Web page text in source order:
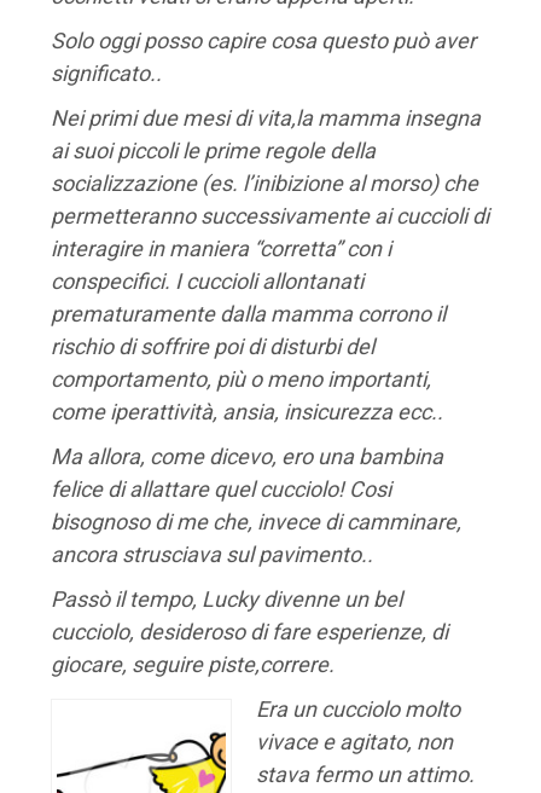
Solo oggi posso capire cosa questo può aver
significato..
Nei primi due mesi di vita,la mamma insegna
ai suoi piccoli le prime regole della
socializzazione (es. l’inibizione al morso) che
permetteranno successivamente ai cuccioli di
interagire in maniera “corretta” con i
conspecifici. Icuccioli allontanati
prematuramente dalla mamma corrono il
rischio di soffrire poi di disturbi del
comportamento, più o meno importanti,
come iperattività, ansia, insicurezza ecc..
Ma allora, come dicevo, ero una bambina
felice di allattare quel cucciolo! Cosi
bisognoso di me che, invece di camminare,
ancora strusciava sul pavimento..
Passò il tempo, Lucky divenne un bel
cucciolo, desideroso di fare esperienze, di
giocare, seguire piste,correre.
Era un cucciolo molto
vivace e agitato, non
stava fermo un attimo.